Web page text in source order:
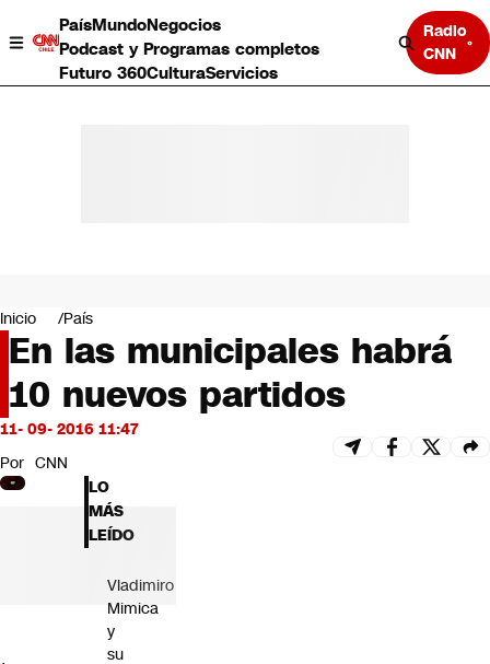
PaísMundoNegocios
Podcast y Programas completos
Futuro 360CulturaServicios
Radio
CNN
Negocios
Deportes
Programas completos
Cultura
Servicios
Bits
CNN Data
CNN tiempo
Futuro 360
Inicio País
En las municipales habrá
10 nuevos partidos
11- 09- 2016 11:47
Por CNN
LO
MÁS
LEÍDO
Vladimiro
Mimica
y
su